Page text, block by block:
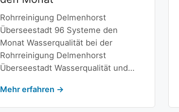
Rohrreinigung Delmenhorst
Überseestadt 96 Systeme den
Monat Wasserqualität bei der
Rohrreinigung Delmenhorst
Überseestadt Wasserqualität und…
Mehr erfahren →